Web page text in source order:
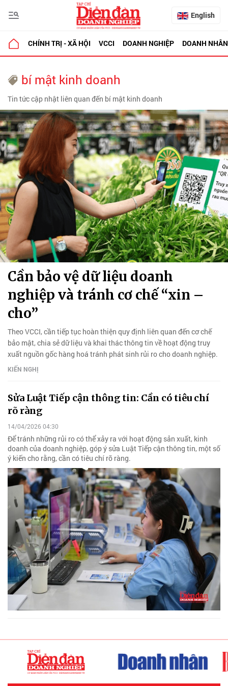
English
CHÍNH TRỊ - XÃ HỘI VCCI DOANH NGHIỆP DOANH NHÂN
bí mật kinh doanh
Tin tức cập nhật liên quan đến bí mật kinh doanh
Cần bảo vệ dữ liệu doanh
nghiệp và tránh cơ chế “xin –
cho”
Theo VCCI, cần tiếp tục hoàn thiện quy định liên quan đến cơ chế
bảo mật, chia sẻ dữ liệu và khai thác thông tin về hoạt động truy
xuất nguồn gốc hàng hoá tránh phát sinh rủi ro cho doanh nghiệp.
KIẾN NGHỊ
Sửa Luật Tiếp cận thông tin: Cần có tiêu chí
rõ ràng
14/04/2026 04:30
Để tránh những rủi ro có thể xảy ra với hoạt động sản xuất, kinh
doanh của doanh nghiệp, góp ý sửa Luật Tiếp cận thông tin, một số
ý kiến cho rằng, cần có tiêu chí rõ ràng.